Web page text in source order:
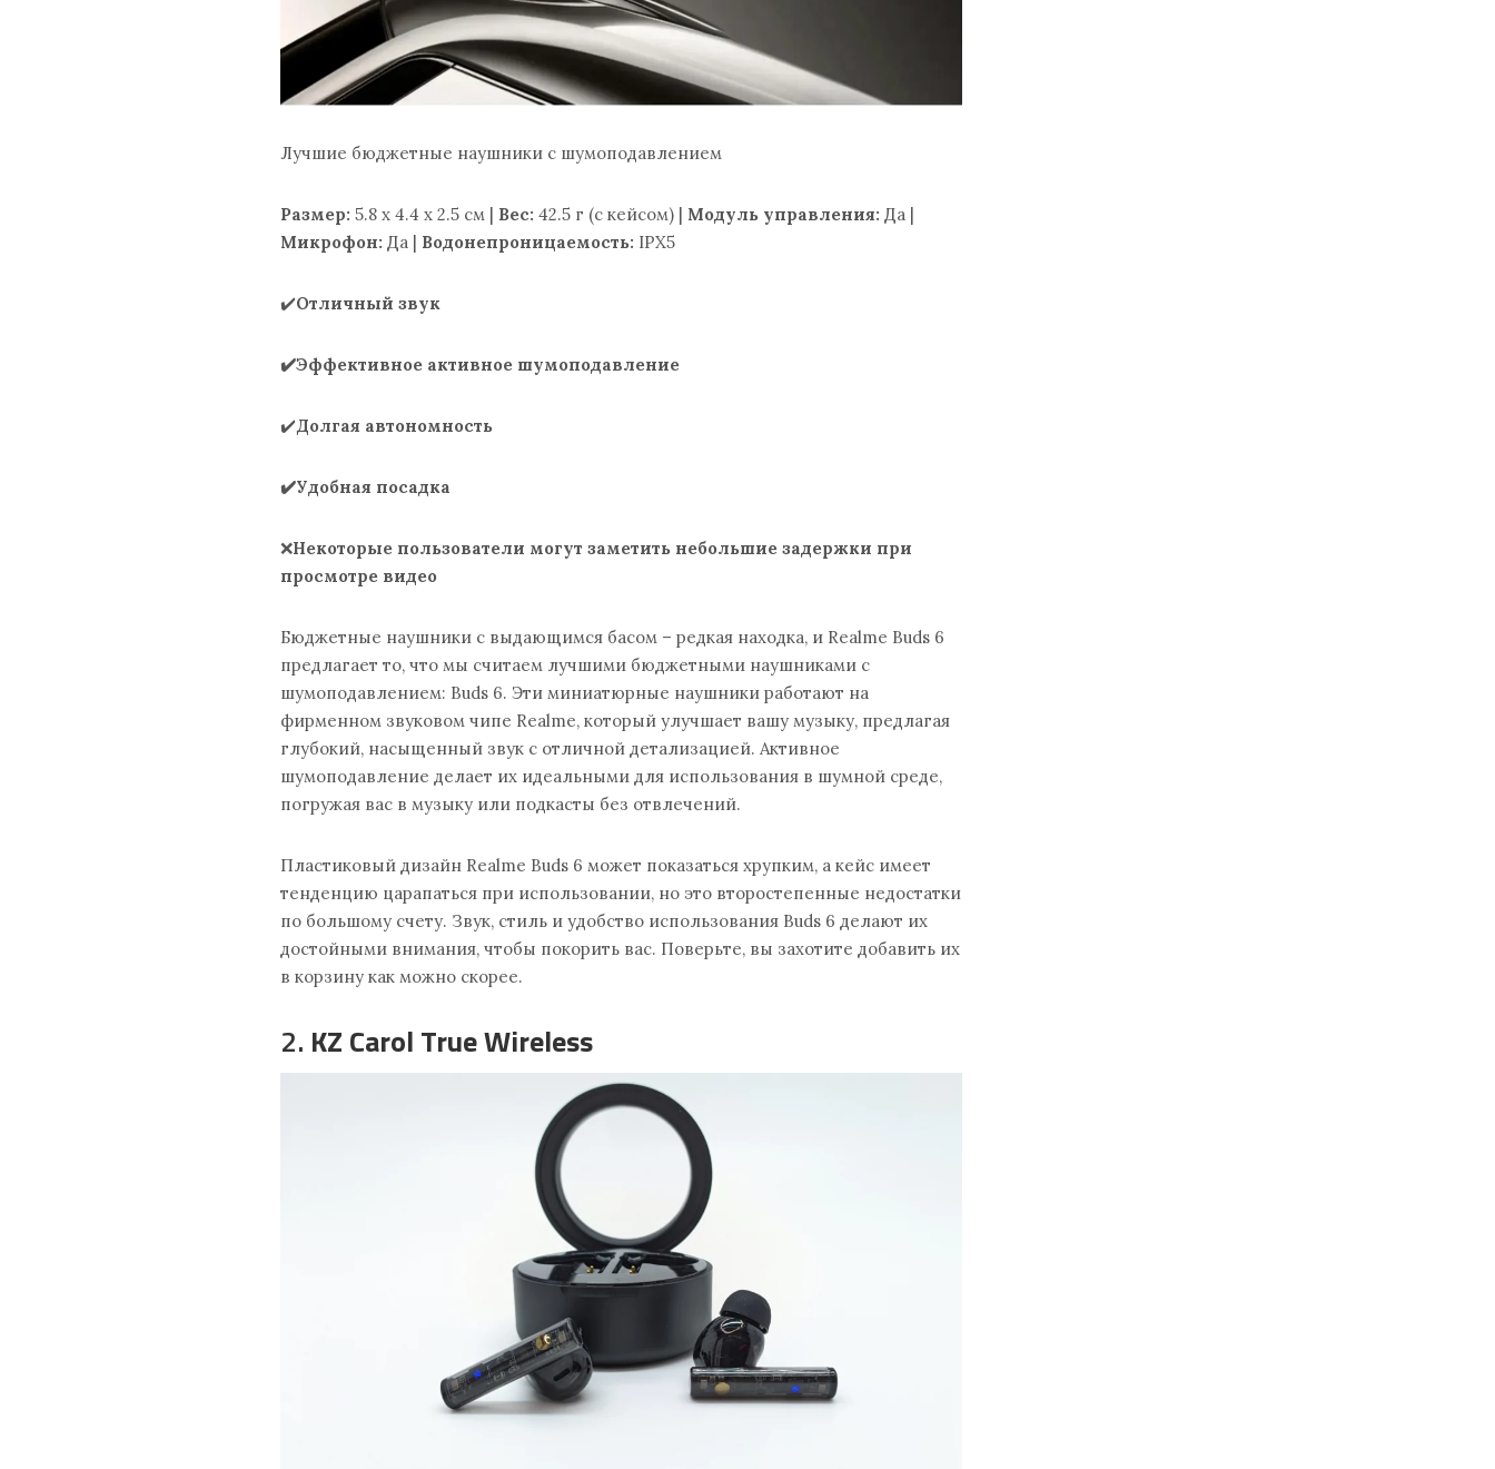
Лучшие бюджетные наушники с шумоподавлением
Размер: 5.8 x 4.4 x 2.5 см | Вес: 42.5 г (с кейсом) | Модуль управления: Да |
Микрофон: Да | Водонепроницаемость: IPX5
✔️Отличный звук
✔️Эффективное активное шумоподавление
✔️Долгая автономность
✔️Удобная посадка
❌Некоторые пользователи могут заметить небольшие задержки при
просмотре видео
Бюджетные наушники с выдающимся басом – редкая находка, и Realme Buds 6
предлагает то, что мы считаем лучшими бюджетными наушниками с
шумоподавлением: Buds 6. Эти миниатюрные наушники работают на
фирменном звуковом чипе Realme, который улучшает вашу музыку, предлагая
глубокий, насыщенный звук с отличной детализацией. Активное
шумоподавление делает их идеальными для использования в шумной среде,
погружая вас в музыку или подкасты без отвлечений.
Пластиковый дизайн Realme Buds 6 может показаться хрупким, а кейс имеет
тенденцию царапаться при использовании, но это второстепенные недостатки
по большому счету. Звук, стиль и удобство использования Buds 6 делают их
достойными внимания, чтобы покорить вас. Поверьте, вы захотите добавить их
в корзину как можно скорее.
2. KZ Carol True Wireless